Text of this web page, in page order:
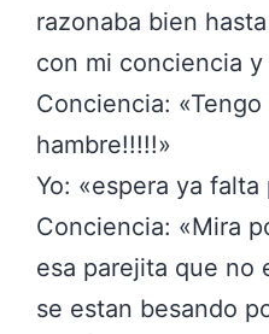
razonaba bien
con mi conciencia
Conciencia:
hambre!!!!!»
Yo: «espera ya falta
Conciencia: «Mira
esa parejita que no
se estan besando